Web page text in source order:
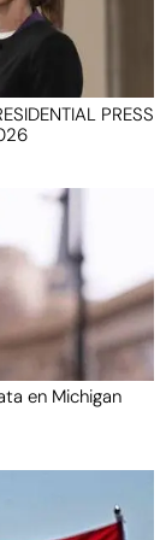
PRESS
en Michigan